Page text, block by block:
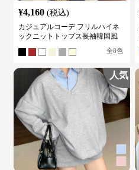
¥4,160 (税込)
カジュアルコーデ フリルハイネ
ックニットトップス長袖韓国風
全8色
人気